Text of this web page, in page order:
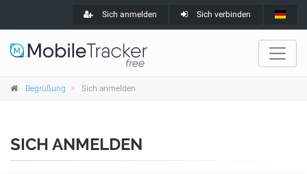
Sich anmelden Sich verbinden
Begrüßung Sich anmelden
SICH ANMELDEN